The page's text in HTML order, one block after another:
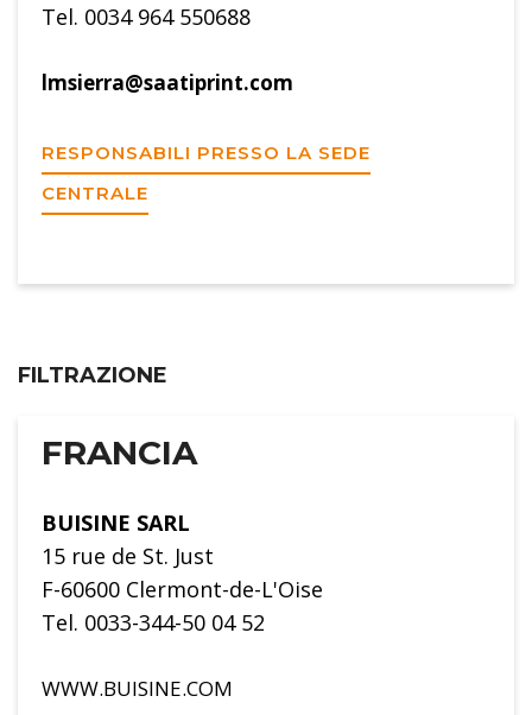
Tel. 0034 964 550688
lmsierra@saatiprint.com
RESPONSABILI PRESSO LA SEDE
CENTRALE
FILTRAZIONE
FRANCIA
BUISINE SARL
15 rue de St. Just
F-60600 Clermont-de-L'Oise
Tel. 0033-344-50 04 52
WWW.BUISINE.COM